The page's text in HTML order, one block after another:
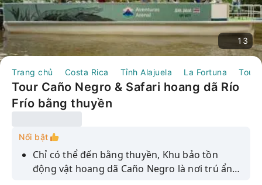
13
Trang chủ Costa Rica Tỉnh Alajuela La Fortuna Tour
Tour Caño Negro & Safari hoang dã Río
Frío bằng thuyền
Nổi bật
Chỉ có thể đến bằng thuyền, Khu bảo tồn
động vật hoang dã Caño Negro là nơi trú ẩn